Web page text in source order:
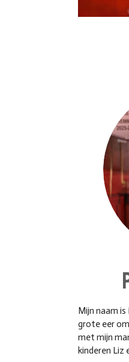
Mijn naam is
grote eer
met mijn
kinderen Liz